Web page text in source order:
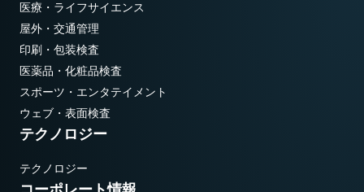
医療・ライフサイエンス
屋外・交通管理
印刷・包装検査
医薬品・化粧品検査
スポーツ・エンタテイメント
ウェブ・表面検査
テクノロジー
テクノロジー